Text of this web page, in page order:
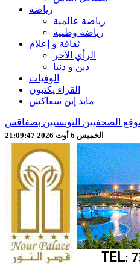
رياضة
رياضة عالمية
رياضة وطنية
ثقافة و إعلام
الرأي الآخر
دين و دنيا
الوفيات
القراء يكتبون
مايد إين سفاكس
الصحفيين التونسيين بصفاقس
الخميس 6 أوت 2026 21:09:49